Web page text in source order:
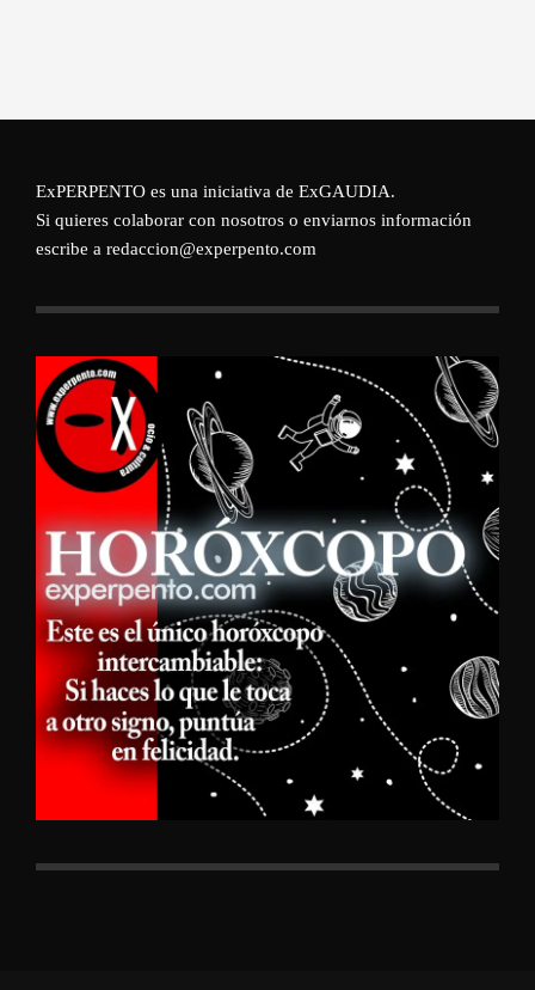
ExPERPENTO es una iniciativa de ExGAUDIA.
Si quieres colaborar con nosotros o enviarnos información
escribe a redaccion@experpento.com